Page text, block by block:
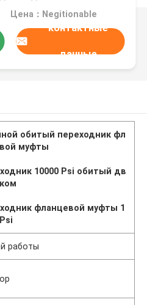
Цена：Negitionable
контактные
данные
обитый переходник фл
муфты
10000 Psi обитый дв
фланцевой муфты 1
работы